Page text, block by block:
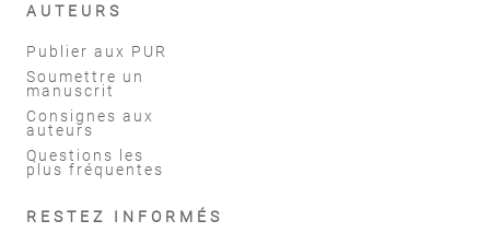
AUTEURS
Publier aux PUR
Soumettre un
manuscrit
Consignes aux
auteurs
Questions les
plus fréquentes
RESTEZ INFORMÉS